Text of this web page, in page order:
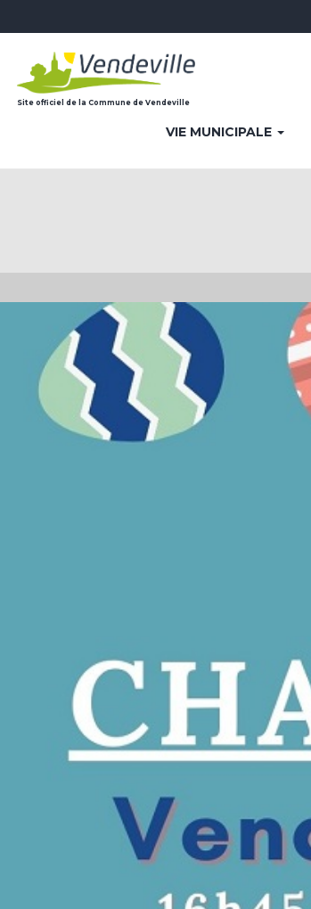
Site officiel de la Commune de Vendeville
VIE MUNICIPALE